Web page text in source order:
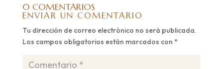
0 COMENTARIOS
ENVIAR UN COMENTARIO
Tu dirección de correo electrónico no será publicada.
Los campos obligatorios están marcados con *